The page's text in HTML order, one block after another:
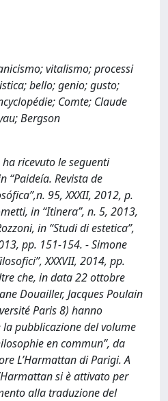
vitalismo; processi
bello; genio; gusto;
Comte; Claude
Bergson
ricevuto le seguenti
“Paideía. Revista de
95, XXXII, 2012, p.
in “Itinera”, n. 5, 2013,
in “Studi di estetica”,
pp. 151-154. - Simone
XXXVII, 2014, pp.
che, in data 22 ottobre
Douailler, Jacques Poulain
Paris 8) hanno
pubblicazione del volume
en commun”, da
L’Harmattan di Parigi. A
si è attivato per
alla traduzione del